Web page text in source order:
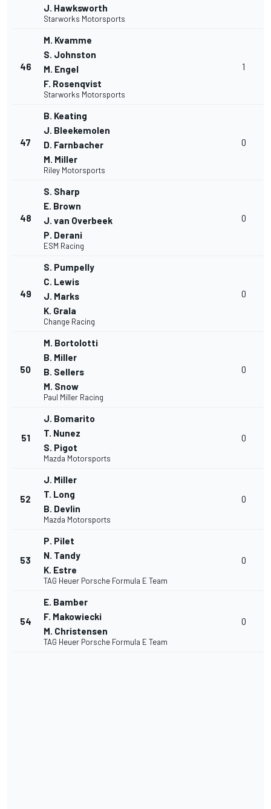
J. Hawksworth
Starworks Motorsports
46
M. Kvamme
S. Johnston
M. Engel
F. Rosenqvist
Starworks Motorsports
1
47
B. Keating
J. Bleekemolen
D. Farnbacher
M. Miller
Riley Motorsports
0
48
S. Sharp
E. Brown
J. van Overbeek
P. Derani
ESM Racing
0
49
S. Pumpelly
C. Lewis
J. Marks
K. Grala
Change Racing
0
50
M. Bortolotti
B. Miller
B. Sellers
M. Snow
Paul Miller Racing
0
51
J. Bomarito
T. Nunez
S. Pigot
Mazda Motorsports
0
52
J. Miller
T. Long
B. Devlin
Mazda Motorsports
0
53
P. Pilet
N. Tandy
K. Estre
TAG Heuer Porsche Formula E Team
0
54
E. Bamber
F. Makowiecki
M. Christensen
TAG Heuer Porsche Formula E Team
0